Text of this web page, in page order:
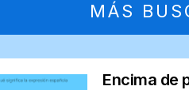
MÁS
Encima de